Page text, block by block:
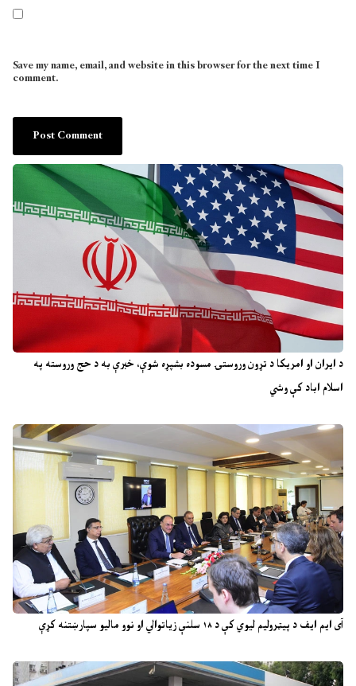
د ایران او امریکا د تړون وروستۍ مسوده بشپړه شوې، خبرې به د حج وروسته په
اسلام اباد کې وشي
آی ایم ایف د پیټرولیم لیوي کې د ۱۸ سلنې زیاتوالي او نوو مالیو سپارښتنه کړې
Save my name, email, and website in this browser for the next time I
comment.